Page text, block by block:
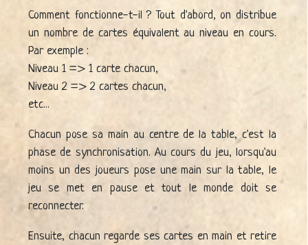
Comment fonctionne-t-il ? Tout d'abord, on distribue
un nombre de cartes équivalent au niveau en cours.
Par exemple :
Niveau 1 => 1 carte chacun,
Niveau 2 => 2 cartes chacun,
etc...
Chacun pose sa main au centre de la table, c'est la
phase de synchronisation. Au cours du jeu, lorsqu'au
moins un des joueurs pose une main sur la table, le
jeu se met en pause et tout le monde doit se
reconnecter.
Ensuite, chacun regarde ses cartes en main et retire